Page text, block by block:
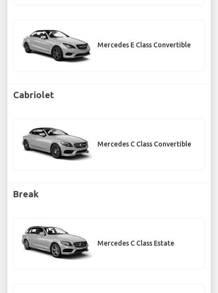
Mercedes E Class Convertible
Cabriolet
Mercedes C Class Convertible
Break
Mercedes C Class Estate